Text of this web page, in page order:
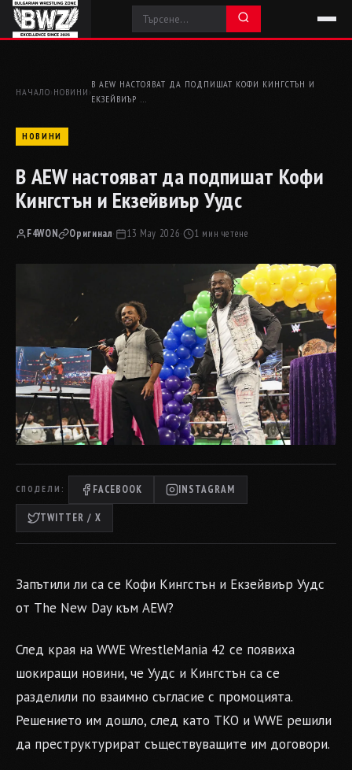
НАЧАЛО› НОВИНИ ›
В AEW НАСТОЯВАТ ДА ПОДПИШАТ КОФИ КИНГСТЪН И
ЕКЗЕЙВИЪР …
НОВИНИ
В AEW настояват да подпишат Кофи
Кингстън и Екзейвиър Уудс
F4WON Оригинал· 13 May 2026· 1 мин четене
СПОДЕЛИ: FACEBOOK INSTAGRAM
TWITTER / X
Запътили ли са се Кофи Кингстън и Екзейвиър Уудс
от The New Day към AEW?
След края на WWE WrestleMania 42 се появиха
шокиращи новини, че Уудс и Кингстън са се
разделили по взаимно съгласие с промоцията.
Решението им дошло, след като TKO и WWE решили
да преструктурират съществуващите им договори.